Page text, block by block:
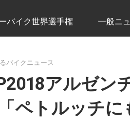
イ
ニ
バイク世界選手権 一般ニ
バイクニュース
アルゼン
ペトルッチ